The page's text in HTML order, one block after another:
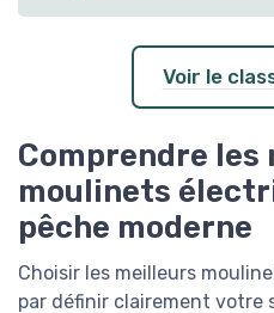
Voir le
Comprendre les
moulinets
pêche moderne
Choisir les meilleurs
par définir clairement votre